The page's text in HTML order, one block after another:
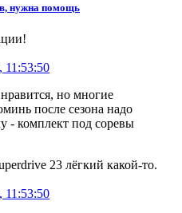
нужна помощь
11:53:50
но многие
после сезона надо
- комплект под соревы
23 лёгкий какой-то.
11:53:50